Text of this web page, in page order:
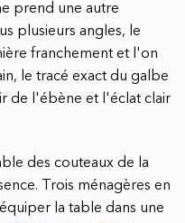
prend une autre
plusieurs angles, le
franchement et l'on
le tracé exact du galbe
de l'ébène et l'éclat clair
des couteaux de la
Trois ménagères en
la table dans une